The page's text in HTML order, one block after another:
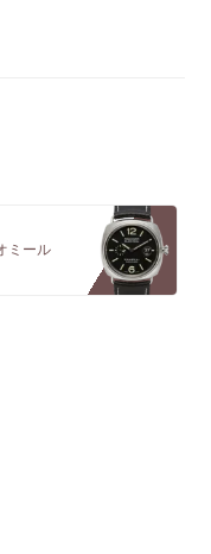
ミール